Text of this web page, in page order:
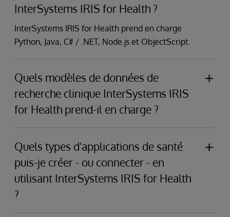
InterSystems IRIS for Health ?
InterSystems IRIS for Health prend en charge
Python, Java, C# / .NET, Node.js et ObjectScript.
Quels modèles de données de
recherche clinique InterSystems IRIS
for Health prend-il en charge ?
Modèle de données commun OMOP et i2b2
Quels types d'applications de santé
puis-je créer - ou connecter - en
utilisant InterSystems IRIS for Health
?
Toute application qui doit fournir des informations